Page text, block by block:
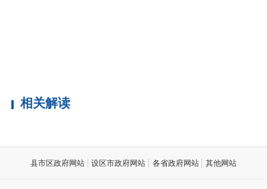
相关解读
县市区政府网站 设区市政府网站 各省政府网站 其他网站